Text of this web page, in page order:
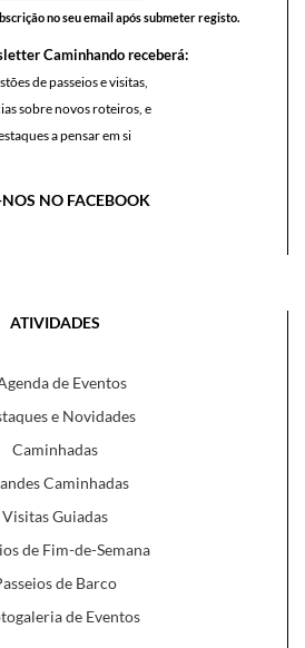
no seu email após submeter registo.
Caminhando receberá:
de passeios e visitas,
sobre novos roteiros, e
a pensar em si
NO FACEBOOK
ATIVIDADES
de Eventos
e Novidades
Caminhadas
Caminhadas
Visitas Guiadas
de Fim-de-Semana
de Barco
de Eventos